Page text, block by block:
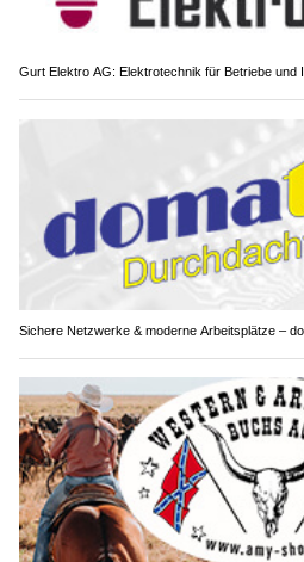
Gurt Elektro AG: Elektrotechnik für Betriebe und
Sichere Netzwerke & moderne Arbeitsplätze –